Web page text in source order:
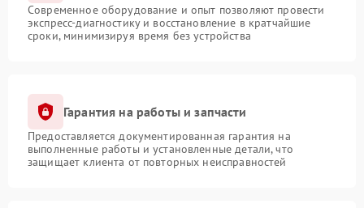
Современное оборудование и опыт позволяют провести
экспресс-диагностику и восстановление в кратчайшие
сроки, минимизируя время без устройства
Гарантия на работы и запчасти
Предоставляется документированная гарантия на
выполненные работы и установленные детали, что
защищает клиента от повторных неисправностей